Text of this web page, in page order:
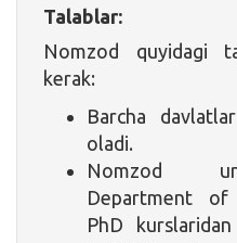
Talablar:
Nomzod quyidagi
kerak:
Barcha
oladi.
Nomzod
Department of
PhD